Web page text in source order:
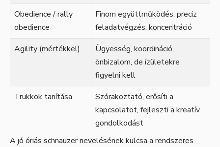
Obedience / rally
obedience
Finom együttműködés, precíz
feladatvégzés, koncentráció
Agility (mértékkel)
Ügyesség, koordináció,
önbizalom, de ízületekre
figyelni kell
Trükkök tanítása
Szórakoztató, erősíti a
kapcsolatot, fejleszti a kreatív
gondolkodást
A jó óriás schnauzer nevelésének kulcsa a rendszeres